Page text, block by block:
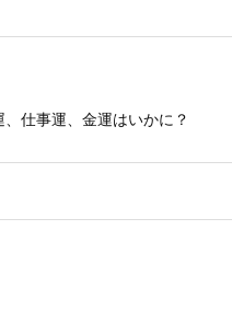
仕事運、金運はいかに？